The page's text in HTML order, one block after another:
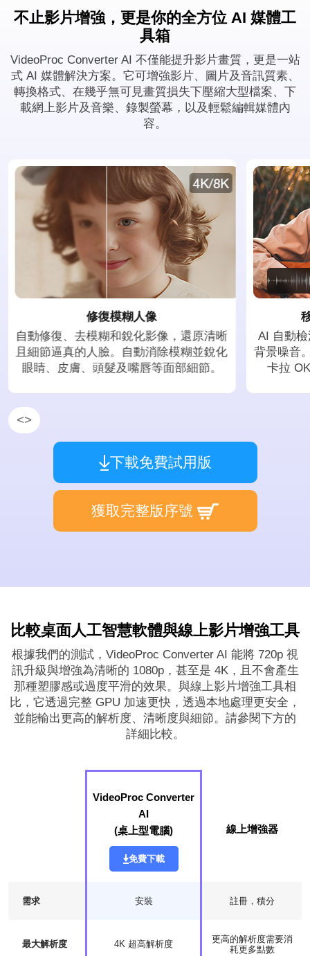
不止影片增強，更是你的全方位 AI 媒體工
具箱
VideoProc Converter AI 不僅能提升影片畫質，更是一站
式 AI 媒體解決方案。它可增強影片、圖片及音訊質素、
轉換格式、在幾乎無可見畫質損失下壓縮大型檔案、下
載網上影片及音樂、錄製螢幕，以及輕鬆編輯媒體內
容。
移除雜訊／人聲／音樂
AI 自動檢測並移除音訊和影片檔案中的
背景噪音。分離人聲與音樂軌道，適用於
卡拉 OK、旁白、翻唱及混音製作。
在幾乎無
減高達
片。 快
<>
下載免費試用版
獲取完整版序號
比較桌面人工智慧軟體與線上影片增強工具
根據我們的測試，VideoProc Converter AI 能將 720p 視
訊升級與增強為清晰的 1080p，甚至是 4K，且不會產生
那種塑膠感或過度平滑的效果。與線上影片增強工具相
比，它透過完整 GPU 加速更快，透過本地處理更安全，
並能輸出更高的解析度、清晰度與細節。請參閱下方的
詳細比較。
VideoProc Converter
AI
(桌上型電腦)
免費下載
線上增強器
需求 安裝 註冊，積分
最大解析度 4K 超高解析度
更高的解析度需要消
耗更多點數